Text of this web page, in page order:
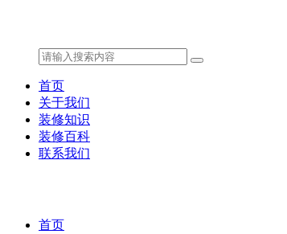
首页
关于我们
装修知识
装修百科
联系我们
首页